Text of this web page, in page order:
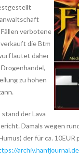
verbotene
die Btm
lautet daher
zu hohen
der Lava
Damals wegen
der für ca. 10EUR
archiv.hanfjournal.de